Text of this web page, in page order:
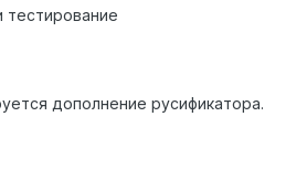
тестирование
дополнение русификатора.